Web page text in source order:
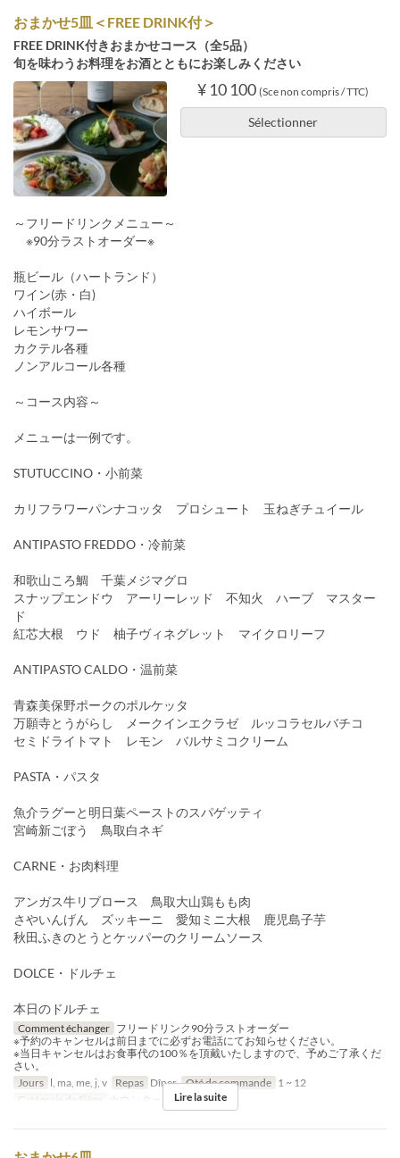
おまかせ5皿＜FREE DRINK付＞
FREE DRINK付きおまかせコース（全5品）
旬を味わうお料理をお酒とともにお楽しみください
¥ 10 100 (Sce non compris / TTC)
Sélectionner
～フリードリンクメニュー～
※90分ラストオーダー※
瓶ビール（ハートランド）
ワイン(赤・白)
ハイボール
レモンサワー
カクテル各種
ノンアルコール各種
～コース内容～
メニューは一例です。
STUTUCCINO・小前菜
カリフラワーパンナコッタ プロシュート 玉ねぎチュイール
ANTIPASTO FREDDO・冷前菜
和歌山ころ鯛 千葉メジマグロ
スナップエンドウ アーリーレッド 不知火 ハーブ マスター
ド
紅芯大根 ウド 柚子ヴィネグレット マイクロリーフ
ANTIPASTO CALDO・温前菜
青森美保野ポークのポルケッタ
万願寺とうがらし メークインエクラゼ ルッコラセルバチコ
セミドライトマト レモン バルサミコクリーム
PASTA・パスタ
魚介ラグーと明日葉ペーストのスパゲッティ
宮崎新ごぼう 鳥取白ネギ
CARNE・お肉料理
アンガス牛リブロース 鳥取大山鶏もも肉
さやいんげん ズッキーニ 愛知ミニ大根 鹿児島子芋
秋田ふきのとうとケッパーのクリームソース
DOLCE・ドルチェ
本日のドルチェ
Comment échanger フリードリンク90分ラストオーダー
※予約のキャンセルは前日までに必ずお電話にてお知らせください。
※当日キャンセルはお食事代の100％を頂戴いたしますので、予めご了承くだ
さい。
Jours l, ma, me, j, v Repas Dîner Qté de commande 1 ~ 12
Catégorie de Siège
カウンター, 個室Lire la suite